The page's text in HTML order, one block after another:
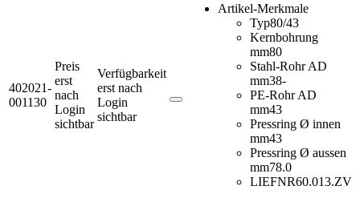
402021-
001130
Preis
erst
nach
Login
sichtbar
Verfügbarkeit
erst nach
Login
sichtbar
Artikel-Merkmale
Typ80/43
Kernbohrung
mm80
Stahl-Rohr AD
mm38-
PE-Rohr AD
mm43
Pressring Ø innen
mm43
Pressring Ø aussen
mm78.0
LIEFNR60.013.ZV